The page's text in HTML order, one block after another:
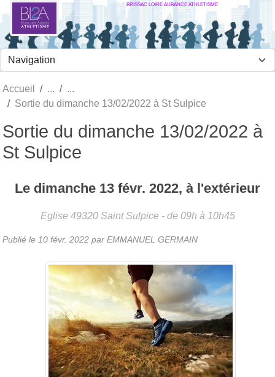
BRISSAC LOIRE AUBANCE ATHLETISME
Accueil
Sortie du dimanche 13/02/2022 à St Sulpice
Sortie du dimanche 13/02/2022 à
St Sulpice
Le dimanche 13 févr. 2022, à l'extérieur
Eglise 49320 Saint Sulpice - de 09h à 10h45
Publié le 10 févr. 2022 par EMMANUEL GERMAIN
Panneau de gestion des cookies